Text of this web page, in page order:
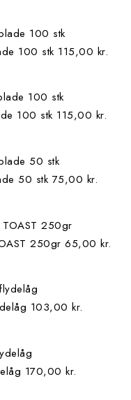
100 stk 115,00 kr.
100 stk 115,00 kr.
50 stk 75,00 kr.
250gr 65,00 kr.
103,00 kr.
170,00 kr.